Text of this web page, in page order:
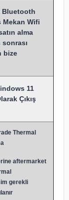
Bluetooth
Mekan Wifi
alma
bize
11
Çıkış
Thermal
aftermarket
gerekli